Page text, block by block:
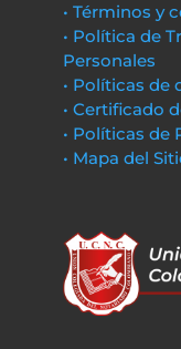
• Términos y
• Política de
Personales
• Políticas de
• Certificado
• Políticas de
• Mapa del